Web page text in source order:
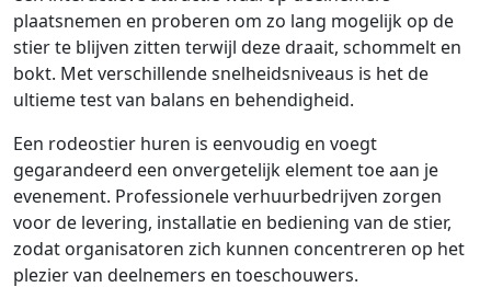
plaatsnemen en proberen om zo lang mogelijk op de
stier te blijven zitten terwijl deze draait, schommelt en
bokt. Met verschillende snelheidsniveaus is het de
ultieme test van balans en behendigheid.
Een rodeostier huren is eenvoudig en voegt
gegarandeerd een onvergetelijk element toe aan je
evenement. Professionele verhuurbedrijven zorgen
voor de levering, installatie en bediening van de stier,
zodat organisatoren zich kunnen concentreren op het
plezier van deelnemers en toeschouwers.